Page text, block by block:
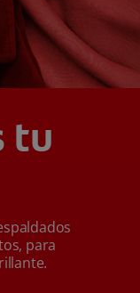
tu
para